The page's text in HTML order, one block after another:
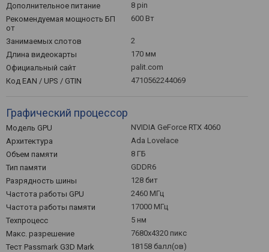
Дополнительное питание
8 pin
Рекомендуемая мощность БП
от
600 Вт
Занимаемых слотов
2
Длина видеокарты
170 мм
Официальный сайт
palit.com
Код EAN / UPS / GTIN
4710562244069
Графический процессор
Модель GPU
NVIDIA GeForce RTX 4060
Архитектура
Ada Lovelace
Объем памяти
8 ГБ
Тип памяти
GDDR6
Разрядность шины
128 бит
Частота работы GPU
2460 МГц
Частота работы памяти
17000 МГц
Техпроцесс
5 нм
Макс. разрешение
7680x4320 пикс
Тест Passmark G3D Mark
18158 балл(ов)